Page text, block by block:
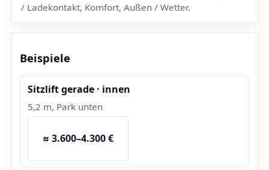
/ Ladekontakt, Komfort, Außen / Wetter.
Beispiele
Sitzlift gerade · innen
5,2 m, Park unten
≈ 3.600–4.300 €